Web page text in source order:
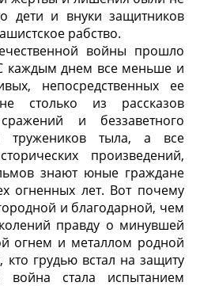
дети и внуки защитников
рабство.
войны прошло
каждым днем все меньше и
непосредственных ее
столько из рассказов
и беззаветного
тружеников тыла, а все
произведений,
знают юные граждане
огненных лет. Вот почему
и благодарной, чем
правду о минувшей
огнем и металлом родной
кто грудью встал на защиту
война стала испытанием